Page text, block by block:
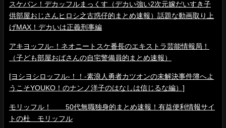
スケバン！デカッフルまっくす（デカい強い2次元嫁だいすき子
供部屋おじさんヒロシ之古惑仔的まとめ速報）話題な動画取り上
げMAX！デカいは正義刑事編
アキヨッフル-！ネオニートスケ番長のエキストラ芸能情報局！
（子ども部屋おばさんの自宅警備員的まとめ速報）
[ヨシヨシロッフル-！！-素浪人勇者カツオンの未解決事件簿へよ
うこそYOUKO！のナンノ洋子のはなしは信じるな編）]
モリッフル！ 50代無職独身的まとめ速報！有益便利情報サイ
トの杜 モリッフル